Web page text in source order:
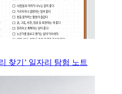
찾기’ 일자리 탐험 노트